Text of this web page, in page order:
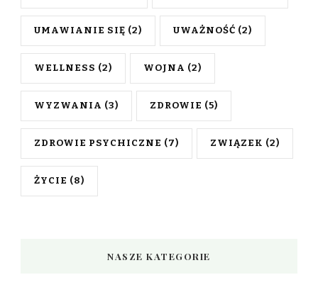
UMAWIANIE SIĘ (2) UWAŻNOŚĆ (2)
WELLNESS (2) WOJNA (2)
WYZWANIA (3) ZDROWIE (5)
ZDROWIE PSYCHICZNE (7) ZWIĄZEK (2)
ŻYCIE (8)
NASZE KATEGORIE